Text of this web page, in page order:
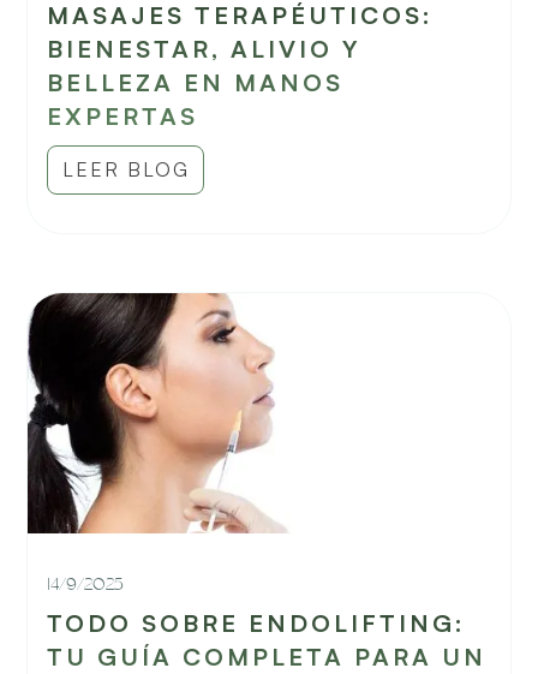
MASAJES TERAPÉUTICOS:
BIENESTAR, ALIVIO Y
BELLEZA EN MANOS
EXPERTAS
LEER BLOG
14/9/2025
TODO SOBRE ENDOLIFTING:
TU GUÍA COMPLETA PARA UN